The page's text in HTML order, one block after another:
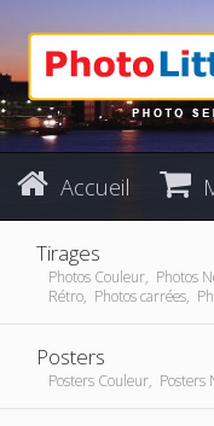
Accueil
Tirages
Photos Couleur, Photos
Rétro, Photos carrées,
Posters
Posters Couleur, Posters